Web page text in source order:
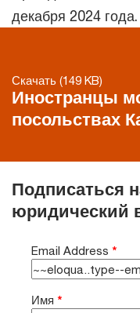
декабря 2024 года.
Скачать (149 KB)
Иностранцы
посольствах
Подписаться
юридический
Email Address *
Имя *